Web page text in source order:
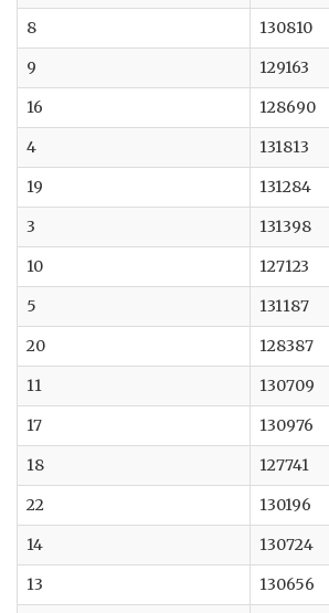
8
130810
9
129163
16
128690
4
131813
19
131284
3
131398
10
127123
5
131187
20
128387
11
130709
17
130976
18
127741
22
130196
14
130724
13
130656